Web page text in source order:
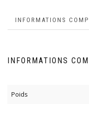
INFORMATIONS
INFORMATIONS
Poids